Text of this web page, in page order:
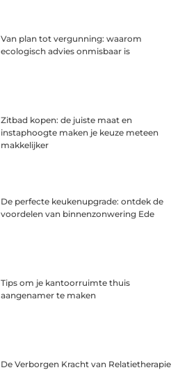
Van plan tot vergunning: waarom
ecologisch advies onmisbaar is
Zitbad kopen: de juiste maat en
instaphoogte maken je keuze meteen
makkelijker
De perfecte keukenupgrade: ontdek de
voordelen van binnenzonwering Ede
Tips om je kantoorruimte thuis
aangenamer te maken
De Verborgen Kracht van Relatietherapie